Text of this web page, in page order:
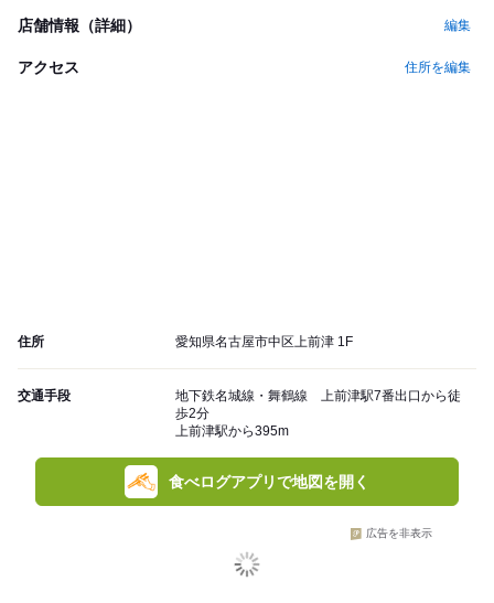
店舗情報（詳細） 編集
アクセス 住所を編集
住所 愛知県名古屋市中区上前津 1F
交通手段
地下鉄名城線・舞鶴線 上前津駅7番出口から徒
歩2分
上前津駅から395m
食べログアプリで地図を開く
広告を非表示